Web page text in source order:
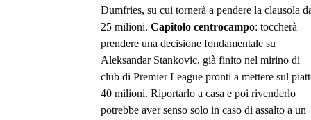
Dumfries, su cui tornerà a pendere la clausola
25 milioni. Capitolo centrocampo: toccherà
prendere una decisione fondamentale su
Aleksandar Stankovic, già finito nel mirino di
club di Premier League pronti a mettere sul
40 milioni. Riportarlo a casa e poi rivenderlo
potrebbe aver senso solo in caso di assalto a un